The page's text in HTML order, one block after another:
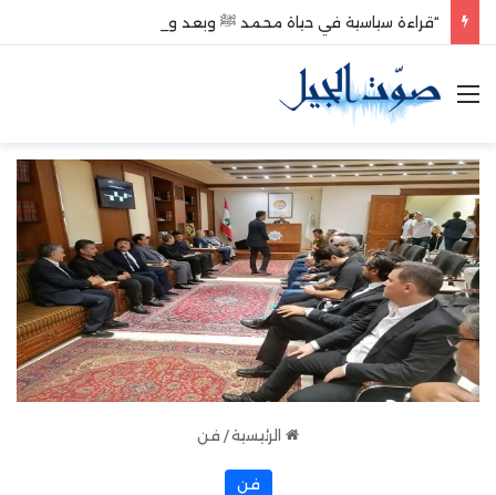
“قراءة سياسية في حياة محمد ﷺ وبعد وفاته”
القائمة
الرئيسية/ فن
فن